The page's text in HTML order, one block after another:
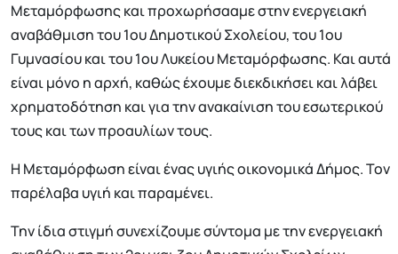
Μεταμόρφωσης και προχωρήσααμε στην ενεργειακή
αναβάθμιση του 1ου Δημοτικού Σχολείου, του 1ου
Γυμνασίου και του 1ου Λυκείου Μεταμόρφωσης. Και αυτά
είναι μόνο η αρχή, καθώς έχουμε διεκδικήσει και λάβει
χρηματοδότηση και για την ανακαίνιση του εσωτερικού
τους και των προαυλίων τους.
Η Μεταμόρφωση είναι ένας υγιής οικονομικά Δήμος. Τον
παρέλαβα υγιή και παραμένει.
Την ίδια στιγμή συνεχίζουμε σύντομα με την ενεργειακή